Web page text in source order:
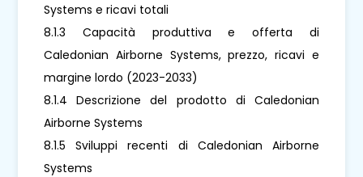
Systems e ricavi totali
8.1.3 Capacità produttiva e offerta di
Caledonian Airborne Systems, prezzo, ricavi e
margine lordo (2023-2033)
8.1.4 Descrizione del prodotto di Caledonian
Airborne Systems
8.1.5 Sviluppi recenti di Caledonian Airborne
Systems